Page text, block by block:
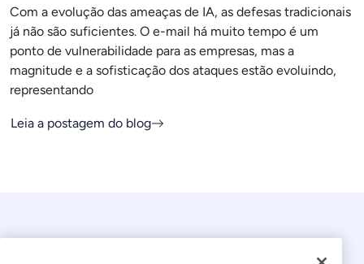
Com a evolução das ameaças de IA, as defesas tradicionais
já não são suficientes. O e-mail há muito tempo é um
ponto de vulnerabilidade para as empresas, mas a
magnitude e a sofisticação dos ataques estão evoluindo,
representando
Leia a postagem do blog